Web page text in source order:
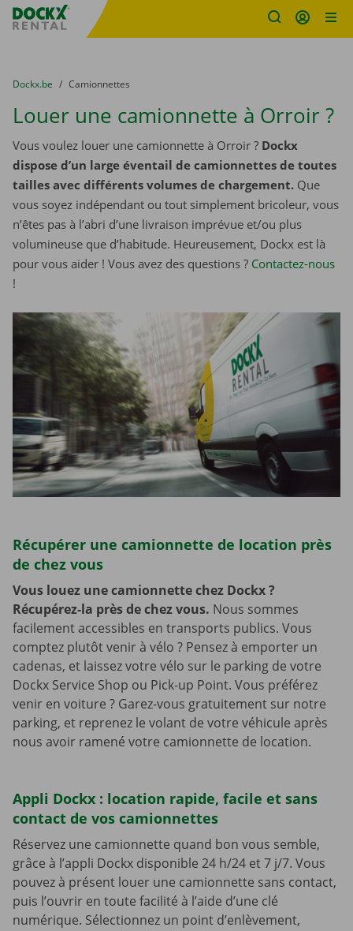
sitename
You are here:
du
Dockx.be to
Camionnettes
Louer une camionnette à Orroir ?
Vous voulez louer une camionnette à Orroir ? Dockx
dispose d’un large éventail de camionnettes de toutes
tailles avec différents volumes de chargement. Que
vous soyez indépendant ou tout simplement bricoleur, vous
n’êtes pas à l’abri d’une livraison imprévue et/ou plus
volumineuse que d’habitude. Heureusement, Dockx est là
pour vous aider ! Vous avez des questions ? Contactez-nous
!
Récupérer une camionnette de location près
de chez vous
Vous louez une camionnette chez Dockx ?
Récupérez-la près de chez vous. Nous sommes
facilement accessibles en transports publics. Vous
comptez plutôt venir à vélo ? Pensez à emporter un
cadenas, et laissez votre vélo sur le parking de votre
Dockx Service Shop ou Pick-up Point. Vous préférez
venir en voiture ? Garez-vous gratuitement sur notre
parking, et reprenez le volant de votre véhicule après
nous avoir ramené votre camionnette de location.
Appli Dockx : location rapide, facile et sans
contact de vos camionnettes
Réservez une camionnette quand bon vous semble,
grâce à l’appli Dockx disponible 24 h/24 et 7 j/7. Vous
pouvez à présent louer une camionnette sans contact,
puis l’ouvrir en toute facilité à l’aide d’une clé
numérique. Sélectionnez un point d’enlèvement,